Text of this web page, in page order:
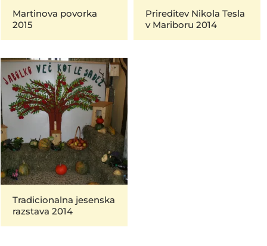
Martinova povorka
2015
Prireditev Nikola Tesla
v Mariboru 2014
Tradicionalna jesenska
razstava 2014